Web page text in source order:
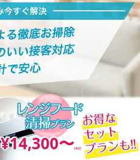
¥14,300〜(税込)